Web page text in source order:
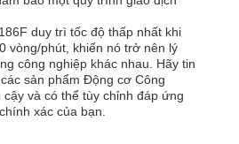
duy trì tốc độ thấp nhất khi
vòng/phút, khiến nó trở nên lý
công nghiệp khác nhau. Hãy tin
sản phẩm Động cơ Công
và có thể tùy chỉnh đáp ứng
xác của bạn.